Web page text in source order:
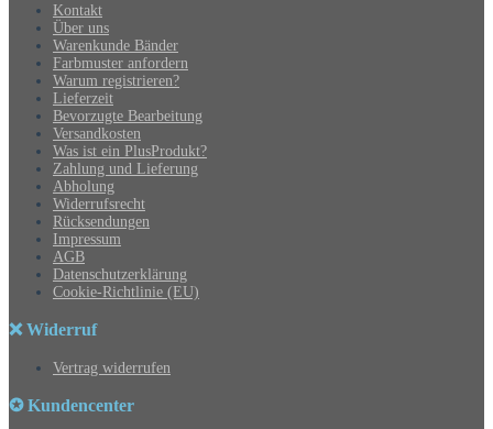
Kontakt
Über uns
Warenkunde Bänder
Farbmuster anfordern
Warum registrieren?
Lieferzeit
Bevorzugte Bearbeitung
Versandkosten
Was ist ein PlusProdukt?
Zahlung und Lieferung
Abholung
Widerrufsrecht
Rücksendungen
Impressum
AGB
Datenschutzerklärung
Cookie-Richtlinie (EU)
❌ Widerruf
Vertrag widerrufen
✪ Kundencenter